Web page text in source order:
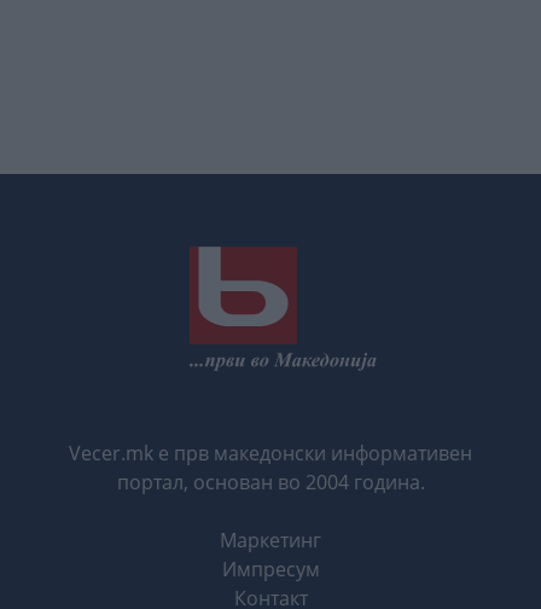
Vecer.mk е прв македонски информативен
портал, основан во 2004 година.
Маркетинг
Импресум
Контакт